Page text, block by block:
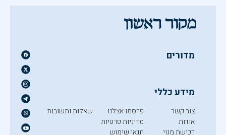
מדורים
מידע כללי
צור קשר
אודות
רכישת מנוי
פרסמו אצלנו
מדיניות פרטיות
תנאי שימוש
שאלות ותשובות